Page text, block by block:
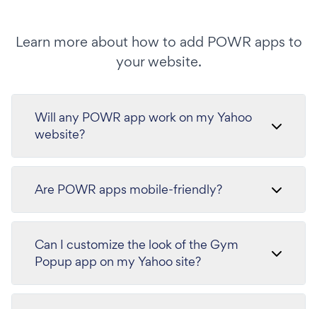
Learn more about how to add POWR apps to
your website.
Will any POWR app work on my Yahoo
website?
Are POWR apps mobile-friendly?
Can I customize the look of the Gym
Popup app on my Yahoo site?